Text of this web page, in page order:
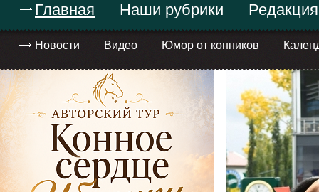
Главная
Новости Видео Юмор от конников
Наши рубрики Редакция